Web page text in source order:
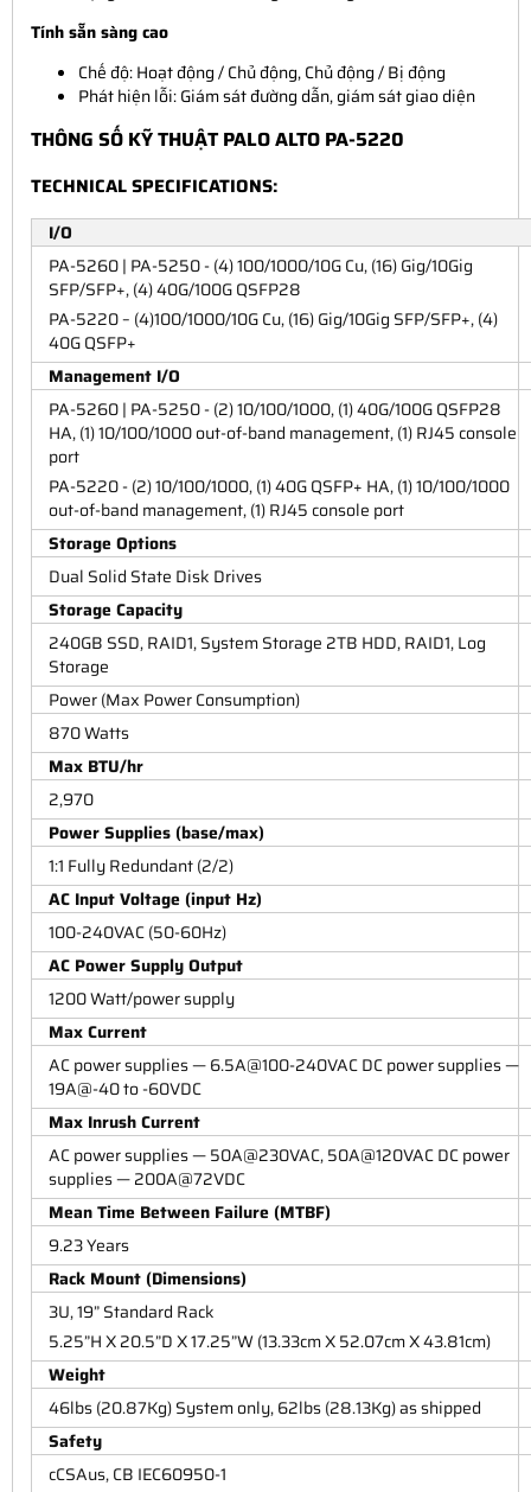
Tính sẵn sàng cao
Chế độ: Hoạt động / Chủ động, Chủ động / Bị động
Phát hiện lỗi: Giám sát đường dẫn, giám sát giao diện
THÔNG SỐ KỸ THUẬT PALO ALTO PA-5220
TECHNICAL SPECIFICATIONS:
I/O
PA-5260 | PA-5250 - (4) 100/1000/10G Cu, (16) Gig/10Gig
SFP/SFP+, (4) 40G/100G QSFP28
PA-5220 – (4)100/1000/10G Cu, (16) Gig/10Gig SFP/SFP+, (4)
40G QSFP+
Management I/O
PA-5260 | PA-5250 - (2) 10/100/1000, (1) 40G/100G QSFP28
HA, (1) 10/100/1000 out-of-band management, (1) RJ45 console
port
PA-5220 - (2) 10/100/1000, (1) 40G QSFP+ HA, (1) 10/100/1000
out-of-band management, (1) RJ45 console port
Storage Options
Dual Solid State Disk Drives
Storage Capacity
240GB SSD, RAID1, System Storage 2TB HDD, RAID1, Log
Storage
Power (Max Power Consumption)
870 Watts
Max BTU/hr
2,970
Power Supplies (base/max)
1:1 Fully Redundant (2/2)
AC Input Voltage (input Hz)
100-240VAC (50-60Hz)
AC Power Supply Output
1200 Watt/power supply
Max Current
AC power supplies — 6.5A@100-240VAC DC power supplies —
19A@-40 to -60VDC
Max Inrush Current
AC power supplies — 50A@230VAC, 50A@120VAC DC power
supplies — 200A@72VDC
Mean Time Between Failure (MTBF)
9.23 Years
Rack Mount (Dimensions)
3U, 19” Standard Rack
5.25”H X 20.5”D X 17.25”W (13.33cm X 52.07cm X 43.81cm)
Weight
46lbs (20.87Kg) System only, 62lbs (28.13Kg) as shipped
Safety
cCSAus, CB IEC60950-1